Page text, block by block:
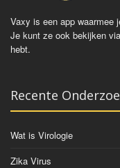
Vaxy is een app waarmee
Je kunt ze ook bekijken
hebt.
Recente
Wat is Virologie
Zika Virus